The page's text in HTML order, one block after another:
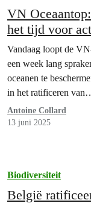
VN
het tijd voor
Vandaag loopt de
een week lang
oceanen te
in het ratificeren
Antoine Collard
13 juni 2025
Biodiversiteit
België